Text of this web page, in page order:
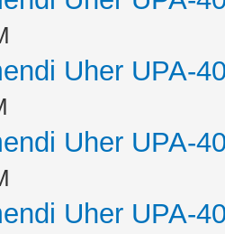
Uher UPA-
Uher UPA-
Uher UPA-